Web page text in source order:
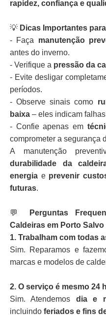
rapidez, confiança e
💡 Dicas Importantes
- Faça manutenção
antes do inverno.
- Verifique a pressão da
- Evite desligar
períodos.
- Observe sinais como
baixa – eles indicam
- Confie apenas em
comprometer a segurança
A manutenção
durabilidade da
energia e prevenir
futuras.
💬
Perguntas
Caldeiras em Porto Salvo
1. Trabalham com todas
Sim. Reparamos e
marcas e modelos de
2. O serviço é mesmo 24
Sim. Atendemos dia e
incluindo feriados e fins